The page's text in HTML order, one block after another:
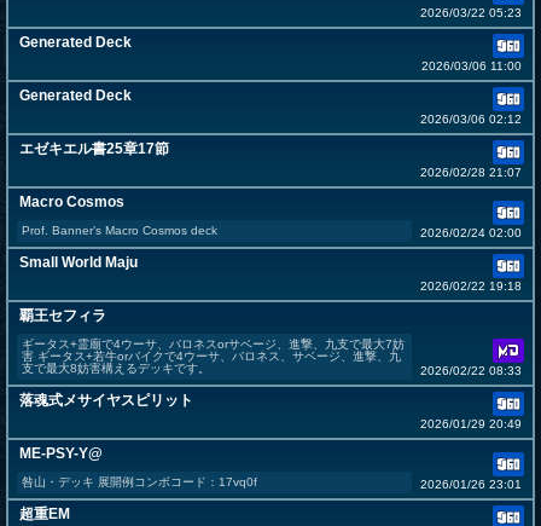
2026/03/22 05:23
Generated Deck
2026/03/06 11:00
Generated Deck
2026/03/06 02:12
エゼキエル書25章17節
2026/02/28 21:07
Macro Cosmos
Prof. Banner’s Macro Cosmos deck 2026/02/24 02:00
Small World Maju
2026/02/22 19:18
覇王セフィラ
ギータス+霊廟で4ウーサ、バロネスorサベージ、進撃、九支で最大7妨
害 ギータス+若牛orバイクで4ウーサ、バロネス、サベージ、進撃、九
支で最大8妨害構えるデッキです。
2026/02/22 08:33
落魂式メサイヤスピリット
2026/01/29 20:49
ME-PSY-Y@
咎山・デッキ 展開例コンボコード：17vq0f 2026/01/26 23:01
超重EM